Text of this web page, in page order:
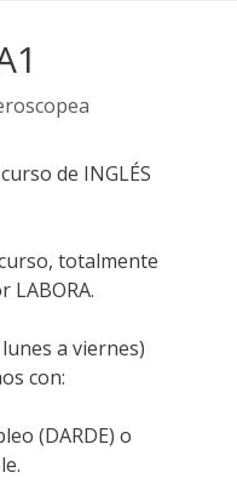
de INGLÉS
totalmente
LABORA.
a viernes)
con:
(DARDE) o